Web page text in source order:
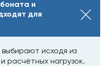
и
для
исходя из
расчётных нагрузок.